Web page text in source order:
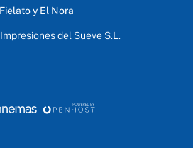
y El Nora
del Sueve S.L.